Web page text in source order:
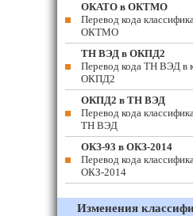
ОКАТО в ОКТМО
Перевод кода
ОКТМО
ТН ВЭД в ОКПД2
Перевод кода ТН ВЭД в
ОКПД2
ОКПД2 в ТН ВЭД
Перевод кода
ТН ВЭД
ОКЗ-93 в ОКЗ-2014
Перевод кода
ОКЗ-2014
Изменения